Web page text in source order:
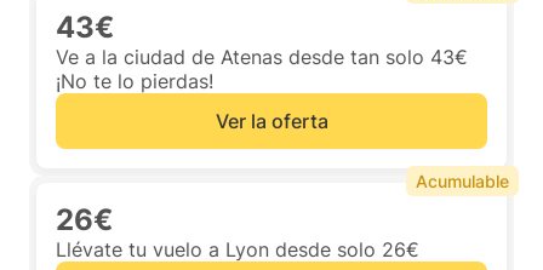
43€
Ve a la ciudad de Atenas desde tan solo 43€
¡No te lo pierdas!
Ver la oferta
26€
Llévate tu vuelo a Lyon desde solo 26€
Acumulable